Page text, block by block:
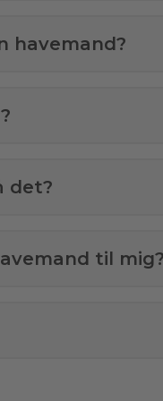
havemand?
det?
til